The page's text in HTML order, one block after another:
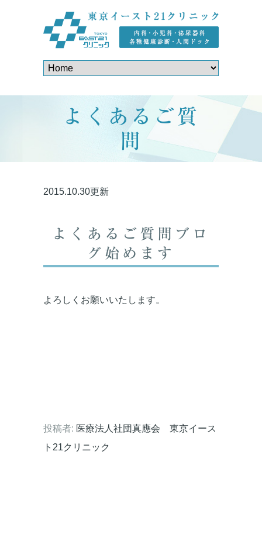
よくあるご質
問
2015.10.30更新
よくあるご質問ブロ
グ始めます
よろしくお願いいたします。
投稿者: 医療法人社団真應会 東京イース
ト21クリニック